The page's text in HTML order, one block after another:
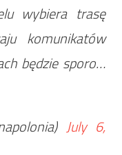
wybiera trasę
komunikatów
będzie sporo…
July 6,